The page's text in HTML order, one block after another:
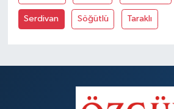
Serdivan Söğütlü Taraklı